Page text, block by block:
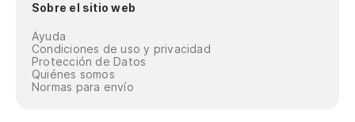
Sobre el sitio web
Ayuda
Condiciones de uso y privacidad
Protección de Datos
Quiénes somos
Normas para envío